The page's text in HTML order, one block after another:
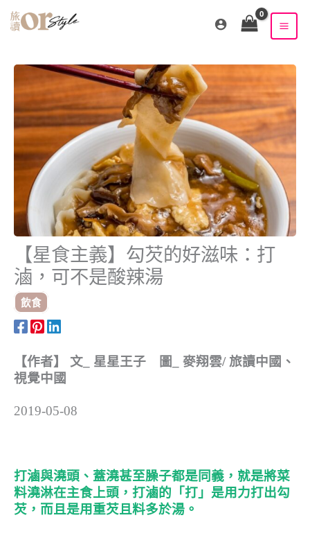
【星食主義】勾芡的好滋味：打
滷，可不是酸辣湯
飲食
【作者】 文_ 星星王子 圖_ 麥翔雲/ 旅讀中國、
視覺中國
2019-05-08
打滷與澆頭、蓋澆甚至臊子都是同義，就是將菜
料澆淋在主食上頭，打滷的「打」是用力打出勾
芡，而且是用重芡且料多於湯。